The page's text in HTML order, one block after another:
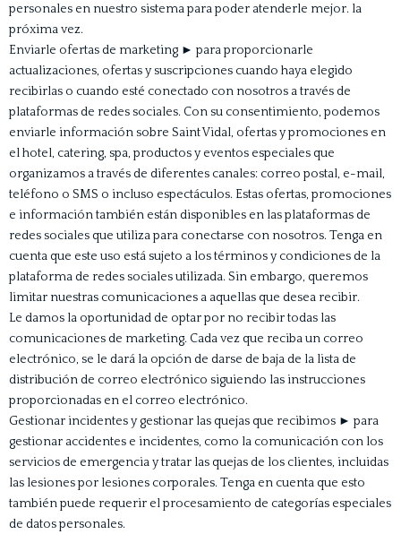
personales en nuestro sistema para poder atenderle mejor. la
próxima vez.
Enviarle ofertas de marketing ► para proporcionarle
actualizaciones, ofertas y suscripciones cuando haya elegido
recibirlas o cuando esté conectado con nosotros a través de
plataformas de redes sociales. Con su consentimiento, podemos
enviarle información sobre Saint Vidal, ofertas y promociones en
el hotel, catering, spa, productos y eventos especiales que
organizamos a través de diferentes canales: correo postal, e-mail,
teléfono o SMS o incluso espectáculos. Estas ofertas, promociones
e información también están disponibles en las plataformas de
redes sociales que utiliza para conectarse con nosotros. Tenga en
cuenta que este uso está sujeto a los términos y condiciones de la
plataforma de redes sociales utilizada. Sin embargo, queremos
limitar nuestras comunicaciones a aquellas que desea recibir.
Le damos la oportunidad de optar por no recibir todas las
comunicaciones de marketing. Cada vez que reciba un correo
electrónico, se le dará la opción de darse de baja de la lista de
distribución de correo electrónico siguiendo las instrucciones
proporcionadas en el correo electrónico.
Gestionar incidentes y gestionar las quejas que recibimos ► para
gestionar accidentes e incidentes, como la comunicación con los
servicios de emergencia y tratar las quejas de los clientes, incluidas
las lesiones por lesiones corporales. Tenga en cuenta que esto
también puede requerir el procesamiento de categorías especiales
de datos personales.